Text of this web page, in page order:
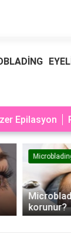
Epilasyon
Microblading
korunur?